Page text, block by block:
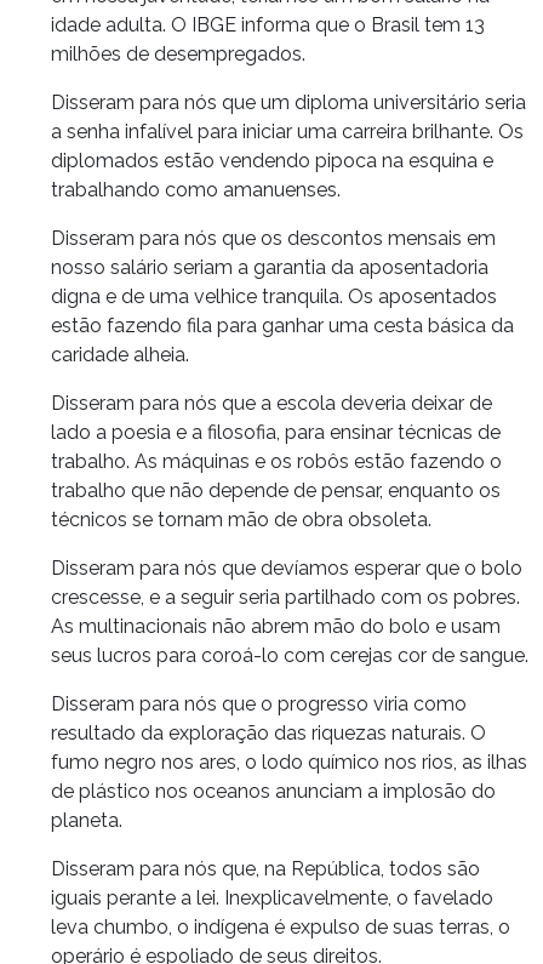
idade adulta. O IBGE informa que o Brasil tem 13
milhões de desempregados.
Disseram para nós que um diploma universitário seria
a senha infalível para iniciar uma carreira brilhante. Os
diplomados estão vendendo pipoca na esquina e
trabalhando como amanuenses.
Disseram para nós que os descontos mensais em
nosso salário seriam a garantia da aposentadoria
digna e de uma velhice tranquila. Os aposentados
estão fazendo fila para ganhar uma cesta básica da
caridade alheia.
Disseram para nós que a escola deveria deixar de
lado a poesia e a filosofia, para ensinar técnicas de
trabalho. As máquinas e os robôs estão fazendo o
trabalho que não depende de pensar, enquanto os
técnicos se tornam mão de obra obsoleta.
Disseram para nós que devíamos esperar que o bolo
crescesse, e a seguir seria partilhado com os pobres.
As multinacionais não abrem mão do bolo e usam
seus lucros para coroá-lo com cerejas cor de sangue.
Disseram para nós que o progresso viria como
resultado da exploração das riquezas naturais. O
fumo negro nos ares, o lodo químico nos rios, as ilhas
de plástico nos oceanos anunciam a implosão do
planeta.
Disseram para nós que, na República, todos são
iguais perante a lei. Inexplicavelmente, o favelado
leva chumbo, o indígena é expulso de suas terras, o
operário é espoliado de seus direitos.